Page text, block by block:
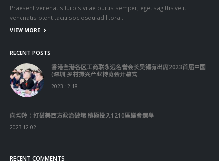
Praesent venenatis turpis vitae purus semper, eget sagittis velit
venenatis ptent taciti sociosqu ad litora…
VIEW MORE
RECENT POSTS
香港全港各区工商联永远名誉会长吴锡有出席2023首届中国
(深圳)乡村振兴产业博览会开幕式
2023-12-18
向均羚：打破美西方政治破壞 積極投入1210區議會選舉
2023-12-02
RECENT COMMENTS